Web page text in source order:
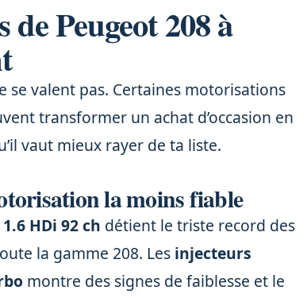
Peugeot 208 à
se valent pas. Certaines motorisations
transformer un achat d’occasion en
vaut mieux rayer de ta liste.
la moins fiable
1.6 HDi 92 ch détient le triste record des
la gamme 208. Les injecteurs
montre des signes de faiblesse et le